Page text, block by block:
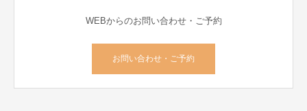
WEBからのお問い合わせ・ご予約
お問い合わせ・ご予約